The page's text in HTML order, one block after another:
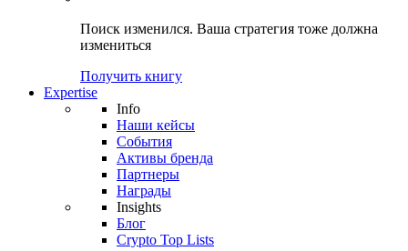
Поиск изменился. Ваша стратегия тоже должна
измениться
Получить книгу
Expertise
Info
Наши кейсы
События
Активы бренда
Партнеры
Награды
Insights
Блог
Crypto Top Lists